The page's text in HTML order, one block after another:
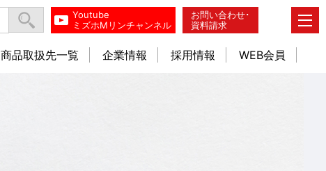
お問い合わせ･
資料請求
Youtube
ミズホMリンチャンネル
商品取扱先一覧 企業情報 採用情報 WEB会員